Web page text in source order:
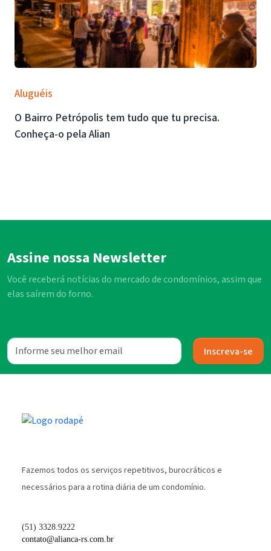
Aluguéis
O Bairro Petrópolis tem tudo que tu precisa.
Conheça-o pela Alian
Assine nossa Newsletter
Você receberá notícias do mercado de condomínios, assim que
elas saírem do forno.
Inscreva-se
Fazemos todos os serviços repetitivos, burocráticos e
necessários para a rotina diária de um condomínio.
(51) 3328.9222
contato@alianca-rs.com.br